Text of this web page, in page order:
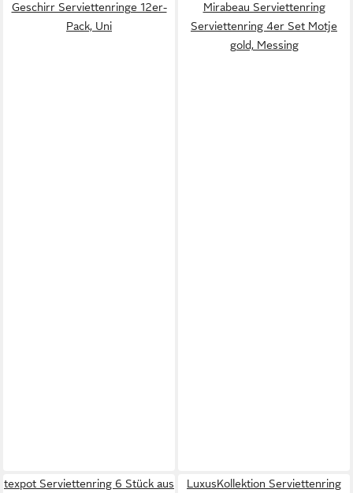
Geschirr Serviettenringe 12er-
Pack, Uni
Mirabeau Serviettenring
Serviettenring 4er Set Motje
gold, Messing
texpot Serviettenring 6 Stück aus
LuxusKollektion Serviettenring